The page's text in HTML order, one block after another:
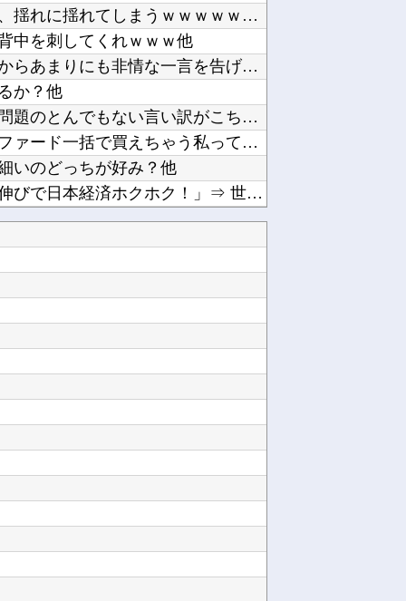
【画像】巨乳まみれのダンス部さん、揺れに揺れてしまうｗｗｗｗｗｗ他
中を刺してくれｗｗｗ他
【悲報】明日花キララさん、専門家からあまりにも非情な一言を告げられる他
か？他
韓国人「韓国サッカー協会の性接待問題のとんでもない言い訳がこちら…」→「もはや自白だろこれ...
巨乳インフルエンサー「20歳でアルファード一括で買えちゃう私って素敵」他
いのどっちが好み？他
【悲報】円安容認派「円安は輸出が伸びで日本経済ホクホク！」⇒ 世界に売る物が無さすぎて輸出...
ワイ「iPhone高いなあAndroidに変えるか・・・おっこれええやん！」→iPhone...
アニメ「ヤニねこ」第6話、アルねこ、わざわざ江の島まで行ってゲロを吐くｗｗｗｗ【感想】他
ル他
ンダム」8月下旬受注開始他
？必要ないんだけど他
1,858 本他
いボディを披露してしまう他